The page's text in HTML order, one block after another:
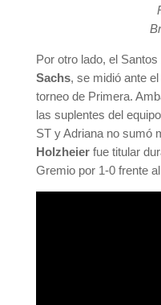
Por otro lado, el Santos
Sachs, se midió ante
torneo de Primera.
las suplentes del
ST y Adriana no sumó
Holzheierfue titular
Gremio por 1-0 frente